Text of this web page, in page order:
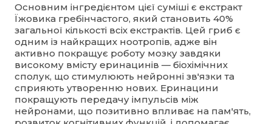
Основним інгредієнтом цієї суміші є екстракт
Їжовика гребінчастого, який становить 40%
загальної кількості всіх екстрактів. Цей гриб є
одним із найкращих ноотропів, адже він
активно покращує роботу мозку завдяки
високому вмісту еринацинів — біохімічних
сполук, що стимулюють нейронні зв'язки та
сприяють утворенню нових. Еринацини
покращують передачу імпульсів між
нейронами, що позитивно впливає на пам'ять,